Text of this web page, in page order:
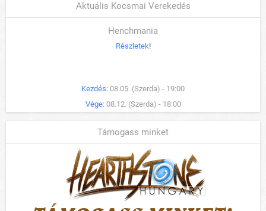
Aktuális Kocsmai Verekedés
Henchmania
Részletek!
Kezdés: 08.05. (Szerda) - 19:00
Vége: 08.12. (Szerda) - 18:00
Támogass minket